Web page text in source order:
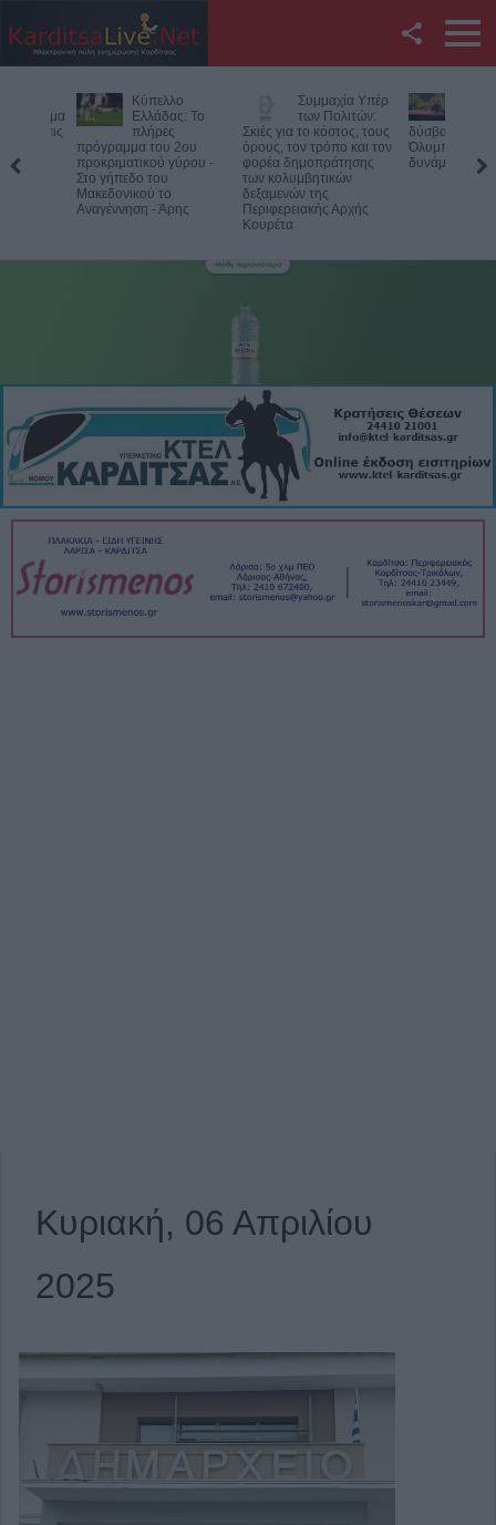
Twitter
YouTube
Αναζήτηση
KarditsaLive.Net
Κύπελλο
Ελλάδας: Το
πλήρες
του 2ου
γύρου -
γήπεδο του
το
- Άρης
Συμμαχία Υπέρ
των Πολιτών:
Σκιές για το κόστος, τους
όρους, τον τρόπο και τον
φορέα δημοπράτησης
των κολυμβητικών
δεξαμενών της
Περιφερειακής Αρχής
Υπό έλεγχο η
φωτιά σε
δύσβατο σημείο στον
Όλυμπο – Παραμένουν οι
δυνάμεις στο σημείο
Κυριακή, 06 Απριλίου
2025